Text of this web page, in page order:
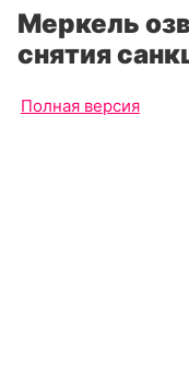
Меркель
снятия
Полная версия